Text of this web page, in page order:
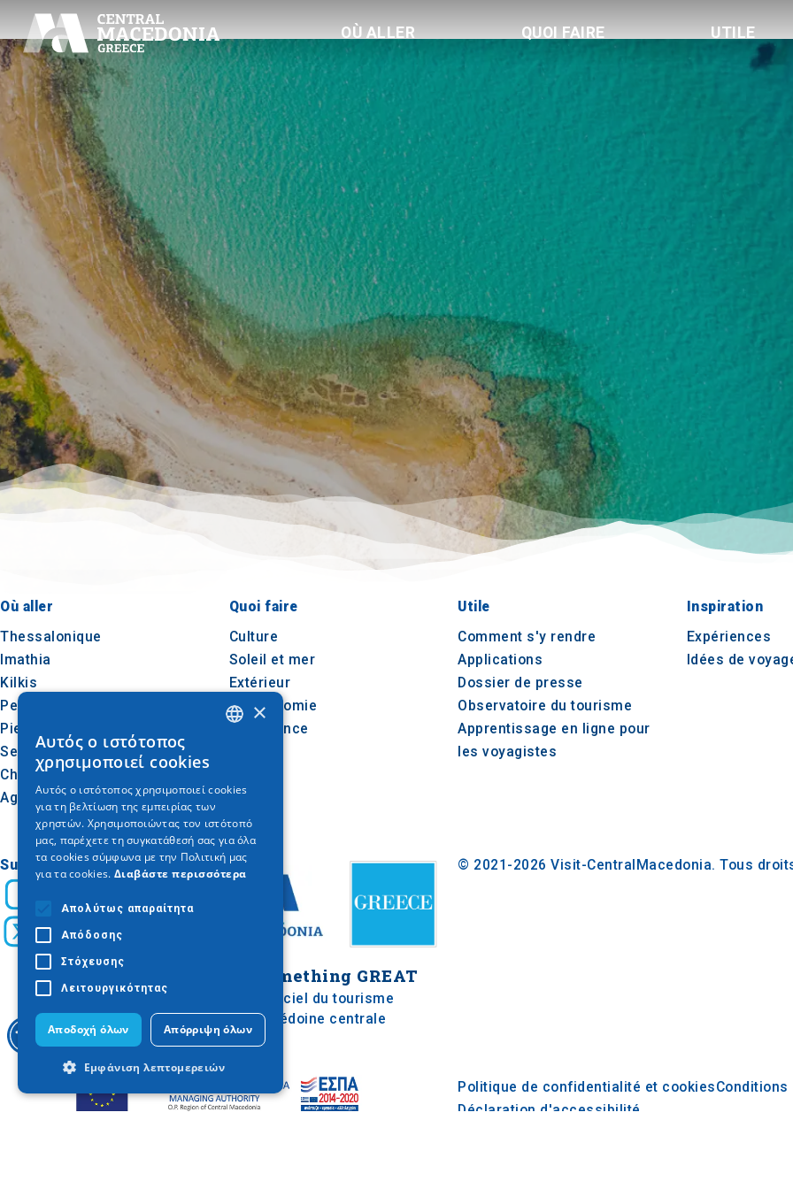
OÙ ALLER QUOI FAIRE UTILE
Index2
Où aller
Thessalonique
Imathia
Kilkis
Pella
Pieria
Serres
Chalcidique
Agion Oros
Quoi faire
Culture
Soleil et mer
Extérieur
Gastronomie
Conférence
Utile
Comment s'y rendre
Applications
Dossier de presse
Observatoire du tourisme
Apprentissage en ligne pour
les voyagistes
Inspiration
Expériences
Idées de
Suivez-nous
Do something GREAT
Site officiel du tourisme
de Macédoine centrale
© 2021-2026 Visit-CentralMacedonia. Tous
Politique de confidentialité et cookies
Déclaration d'accessibilité
×
Αυτός ο ιστότοπος
χρησιμοποιεί cookies
Αυτός ο ιστότοπος χρησιμοποιεί cookies
για τη βελτίωση της εμπειρίας των
χρηστών. Χρησιμοποιώντας τον ιστότοπό
μας, παρέχετε τη συγκατάθεσή σας για όλα
τα cookies σύμφωνα με την Πολιτική μας
για τα cookies. Διαβάστε περισσότερα
Απολύτως απαραίτητα
Απόδοσης
Στόχευσης
Λειτουργικότητας
Αποδοχή όλων Απόρριψη όλων
Εμφάνιση λεπτομερειών